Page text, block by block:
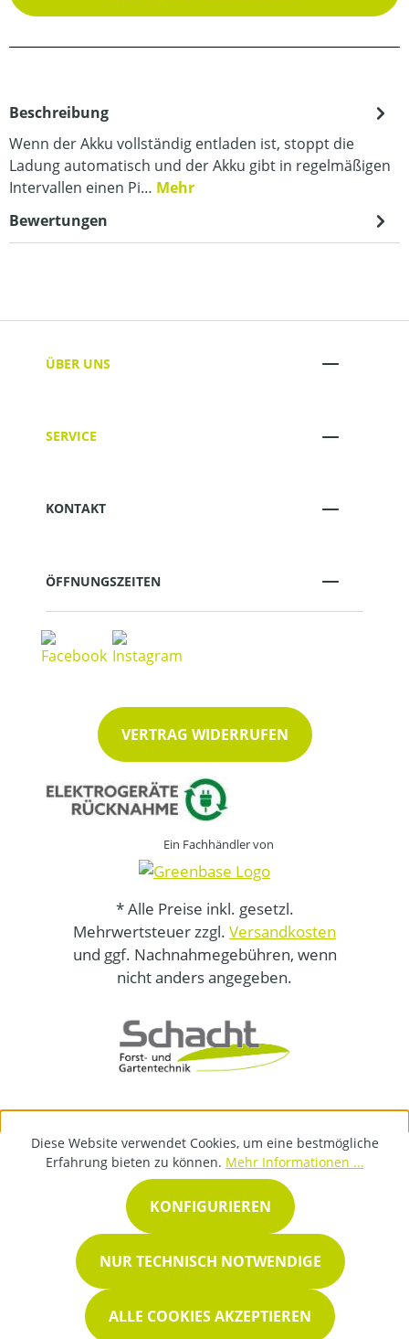
Beschreibung
Wenn der Akku vollständig entladen ist, stoppt die
Ladung automatisch und der Akku gibt in regelmäßigen
Intervallen einen Pi… Mehr
Bewertungen
ÜBER UNS
SERVICE
KONTAKT
ÖFFNUNGSZEITEN
VERTRAG WIDERRUFEN
Ein Fachhändler von
* Alle Preise inkl. gesetzl.
Mehrwertsteuer zzgl. Versandkosten
und ggf. Nachnahmegebühren, wenn
nicht anders angegeben.
Diese Website verwendet Cookies, um eine bestmögliche
Erfahrung bieten zu können. Mehr Informationen ...
NUR TECHNISCH NOTWENDIGE
KONFIGURIEREN
ALLE COOKIES AKZEPTIEREN